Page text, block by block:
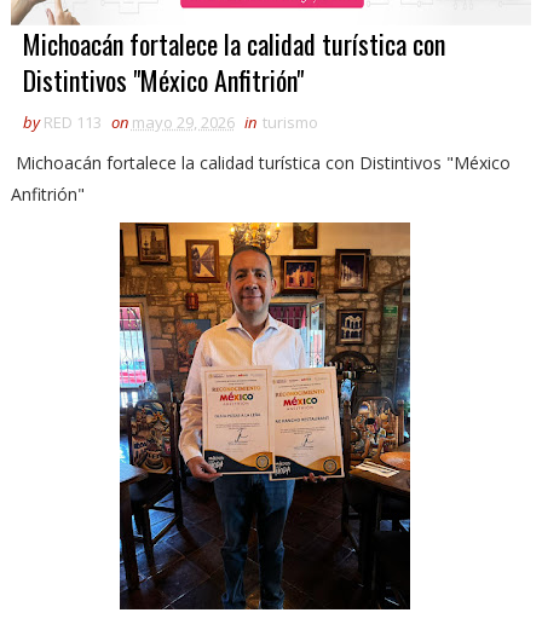
Michoacán fortalece la calidad turística con
Distintivos "México Anfitrión"
by RED 113 on mayo 29, 2026 in turismo
Michoacán fortalece la calidad turística con Distintivos "México
Anfitrión"